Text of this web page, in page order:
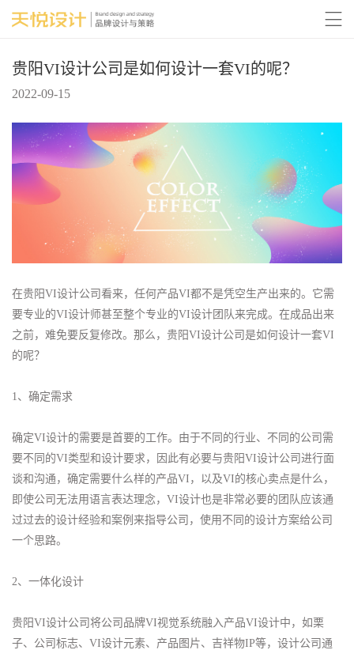

贵阳VI设计公司是如何设计一套VI的呢？
2022-09-15
在贵阳VI设计公司看来，任何产品VI都不是凭空生产出来的。它需
要专业的VI设计师甚至整个专业的VI设计团队来完成。在成品出来
之前，难免要反复修改。那么，贵阳VI设计公司是如何设计一套VI
的呢？
1、确定需求
确定VI设计的需要是首要的工作。由于不同的行业、不同的公司需
要不同的VI类型和设计要求，因此有必要与贵阳VI设计公司进行面
谈和沟通，确定需要什么样的产品VI，以及VI的核心卖点是什么，
即使公司无法用语言表达理念，VI设计也是非常必要的团队应该通
过过去的设计经验和案例来指导公司，使用不同的设计方案给公司
一个思路。
2、一体化设计
贵阳VI设计公司将公司品牌VI视觉系统融入产品VI设计中，如栗
子、公司标志、VI设计元素、产品图片、吉祥物IP等，设计公司通